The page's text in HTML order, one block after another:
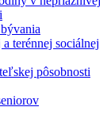
terénnej sociálnej
pôsobnosti